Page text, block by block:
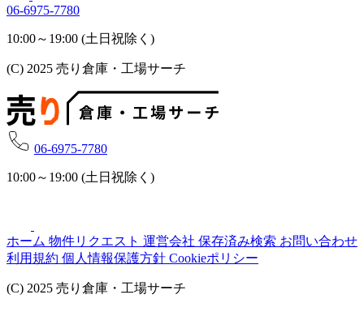
06-6975-7780
10:00～19:00 (土日祝除く)
(C) 2025 売り倉庫・工場サーチ
06-6975-7780
10:00～19:00 (土日祝除く)
ホーム 物件リクエスト 運営会社 保存済み検索 お問い合わせ
利用規約 個人情報保護方針 Cookieポリシー
(C) 2025 売り倉庫・工場サーチ